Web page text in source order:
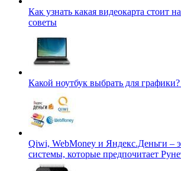
Как узнать какая видеокарта стоит
советы
Какой ноутбук выбрать для графики?
Qiwi, WebMoney и Яндекс.Деньги –
системы, которые предпочитает